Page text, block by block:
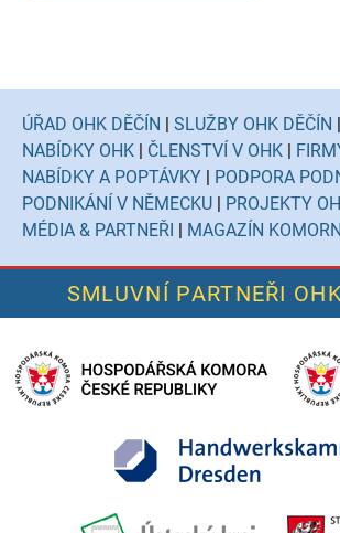
ÚŘAD OHK DĚČÍN | SLUŽBY OHK DĚČÍN |
NABÍDKY OHK | ČLENSTVÍ V OHK |
NABÍDKY A POPTÁVKY | PODPORA
PODNIKÁNÍ V NĚMECKU | PROJEKTY
MÉDIA & PARTNEŘI | MAGAZÍN
SMLUVNÍ PARTNEŘI